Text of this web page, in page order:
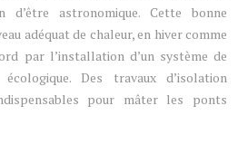
d’être astronomique. Cette bonne
adéquat de chaleur, en hiver comme
par l’installation d’un système de
Des travaux d’isolation
pour mâter les ponts